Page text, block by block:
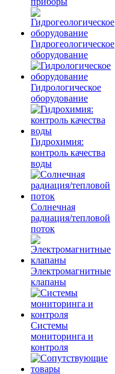
Гидрогеологическое
оборудование
Гидрологическое
оборудование
Гидрохимия:
контроль качества
воды
Солнечная
радиация/тепловой
поток
Электромагнитные
клапаны
Системы
мониторинга и
контроля